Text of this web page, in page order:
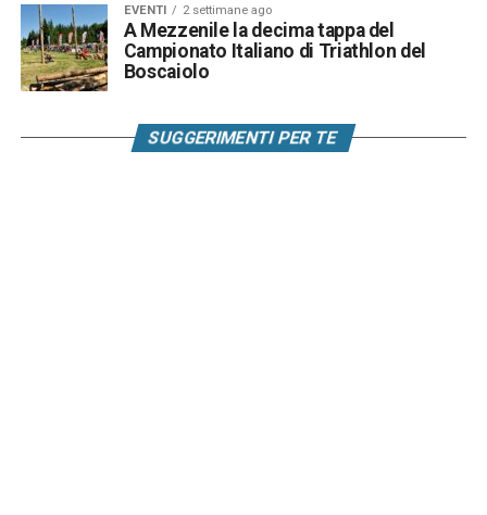
EVENTI 2 settimane ago
A Mezzenile la decima tappa del
Campionato Italiano di Triathlon del
Boscaiolo
SUGGERIMENTI PER TE